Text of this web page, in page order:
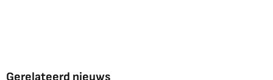
Gerelateerd nieuws